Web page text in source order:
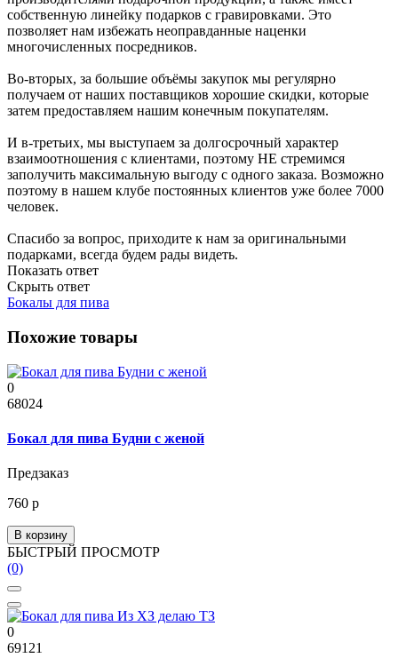
собственную линейку подарков с гравировками. Это
позволяет нам избежать неоправданные наценки
многочисленных посредников.
Во-вторых, за большие объёмы закупок мы регулярно
получаем от наших поставщиков хорошие скидки, которые
затем предоставляем нашим конечным покупателям.
И в-третьих, мы выступаем за долгосрочный характер
взаимоотношения с клиентами, поэтому НЕ стремимся
заполучить максимальную выгоду с одного заказа. Возможно
поэтому в нашем клубе постоянных клиентов уже более 7000
человек.
Спасибо за вопрос, приходите к нам за оригинальными
подарками, всегда будем рады видеть.
Показать ответ
Скрыть ответ
Бокалы для пива
Похожие товары
0
68024
Бокал для пива Будни с женой
Предзаказ
760 р
В корзину
БЫСТРЫЙ ПРОСМОТР
(0)
0
69121